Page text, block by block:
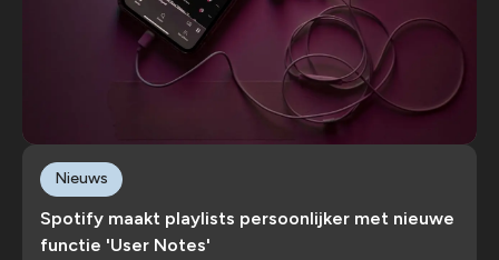
Spotify maakt playlists persoonlijker met nieuwe
functie 'User Notes'
Nieuws